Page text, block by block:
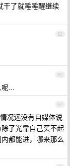
干了就睡睡醒继续
62
63
...
64
况远没有自媒体说
了光靠自己买不起
都能进，哪来那么